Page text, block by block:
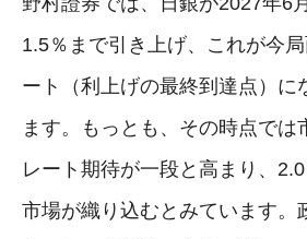
1.5％まで引き上げ、これが今
ート（利上げの最終到達点）に
ます。もっとも、その時点では
レート期待が一段と高まり、
市場が織り込むとみています。